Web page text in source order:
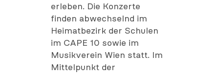
erleben. Die Konzerte
finden abwechselnd im
Heimatbezirk der Schulen
im CAPE 10 sowie im
Musikverein Wien statt. Im
Mittelpunkt der